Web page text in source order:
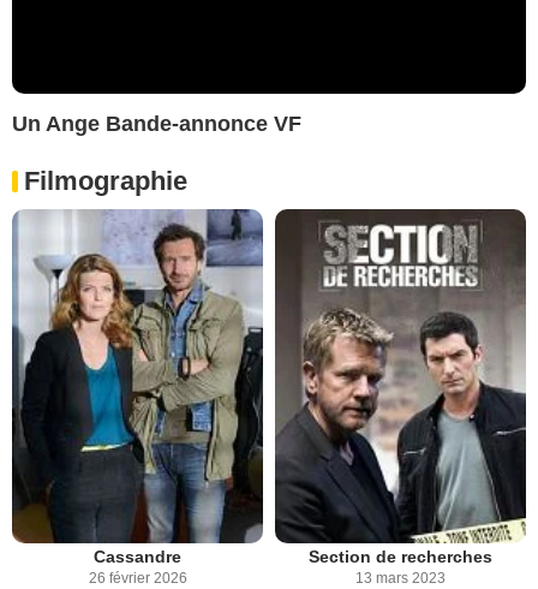
Un Ange Bande-annonce VF
Filmographie
Cassandre
26 février 2026
Section de recherches
13 mars 2023